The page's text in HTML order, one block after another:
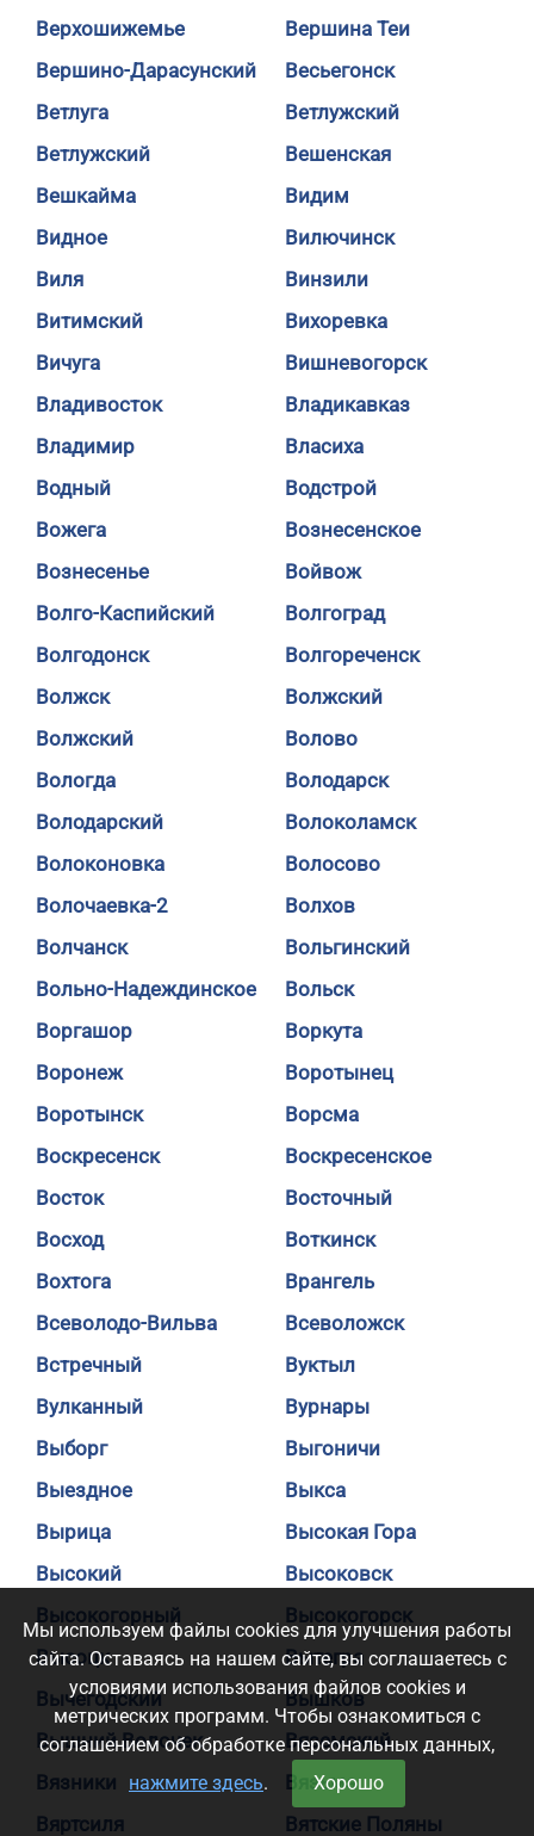
Верхошижемье
Вершина Теи
Вершино-Дарасунский
Весьегонск
Ветлуга
Ветлужский
Ветлужский
Вешенская
Вешкайма
Видим
Видное
Вилючинск
Виля
Винзили
Витимский
Вихоревка
Вичуга
Вишневогорск
Владивосток
Владикавказ
Владимир
Власиха
Водный
Водстрой
Вожега
Вознесенское
Вознесенье
Войвож
Волго-Каспийский
Волгоград
Волгодонск
Волгореченск
Волжск
Волжский
Волжский
Волово
Вологда
Володарск
Володарский
Волоколамск
Волоконовка
Волосово
Волочаевка-2
Волхов
Волчанск
Вольгинский
Вольно-Надеждинское
Вольск
Воргашор
Воркута
Воронеж
Воротынец
Воротынск
Ворсма
Воскресенск
Воскресенское
Восток
Восточный
Восход
Воткинск
Вохтога
Врангель
Всеволодо-Вильва
Всеволожск
Встречный
Вуктыл
Вулканный
Вурнары
Выборг
Выгоничи
Выездное
Выкса
Вырица
Высокая Гора
Высокий
Высоковск
Высокогорный
Высокогорск
Высоцк
Вытегра
Вычегодский
Вышков
Вышний Волочек
Вяземский
Вязники
Вязьма
Вяртсиля
Вятские Поляны
Мы используем файлы cookies для улучшения работы
сайта. Оставаясь на нашем сайте, вы соглашаетесь с
условиями использования файлов cookies и
метрических программ. Чтобы ознакомиться с
соглашением об обработке персональных данных,
нажмите здесь. Хорошо